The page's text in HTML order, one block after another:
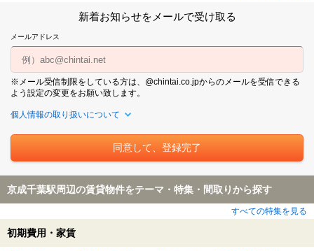
新着お知らせをメールで受け取る
メールアドレス
※メール受信制限をしている方は、@chintai.co.jpからのメールを受信できる
よう設定の変更をお願い致します。
個人情報の取り扱いについて
京成千葉駅周辺の賃貸物件をテーマ・特集・間取りから探す
すべての特集を見る
初期費用・家賃